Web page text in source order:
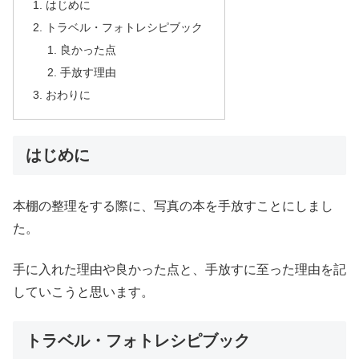
はじめに
トラベル・フォトレシピブック
良かった点
手放す理由
おわりに
はじめに
本棚の整理をする際に、写真の本を手放すことにしまし
た。
手に入れた理由や良かった点と、手放すに至った理由を記
していこうと思います。
トラベル・フォトレシピブック